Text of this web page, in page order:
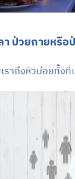
ป่วยกายหรือ
เราถึงหิวบ่อยทั้ง